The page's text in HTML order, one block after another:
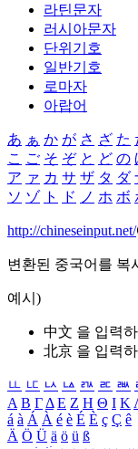
라틴문자
러시아문자
단위기호
일반기호
로마자
아랍어
あ ぁ か が さ ざ た
こ ご そ ぞ と ど の
ア ァ カ サ ザ タ ダ
ソ ゾ ト ド ノ ホ ボ
http://chineseinput.net/
변환된 중국어를 복
예시)
中文 을 입력
北京 을 입력
ㅥ ㅦ ㅧ ㅨ ㅩ ㅪ ㅫ
Α Β ΓΔ Ε Ζ Η Θ Ι Κ
á à Á À é è É È ç Ç ê
Ä Ö Ü ä ö ü ß